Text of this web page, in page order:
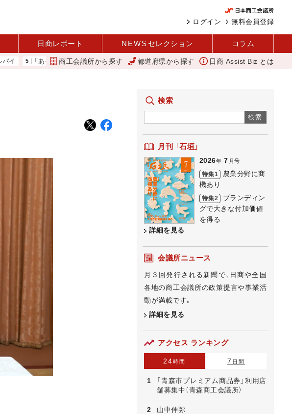
無料会員登録
ログイン
日商レポート NEWS セレクション コラム
「あったらいいね」を商品化 視点を変えて壁を越える女性経営者 西谷 11月4日に「令和5年
商工会議所から探す 都道府県から探す 日商 Assist Biz とは
検索
検索
月刊 「石垣」
2026年 7 月号
特集1
農業分野に商
機あり
特集2
ブランディン
グで大きな付加価値
を得る
詳細を見る
会議所ニュース
月３回発行される新聞で、日商や全国
各地の商工会議所の政策提言や事業活
動が満載です。
詳細を見る
アクセス ランキング
24時間 7 日間
「青森市プレミアム商品券」利用店
舗募集中（青森商工会議所）
山中伸弥